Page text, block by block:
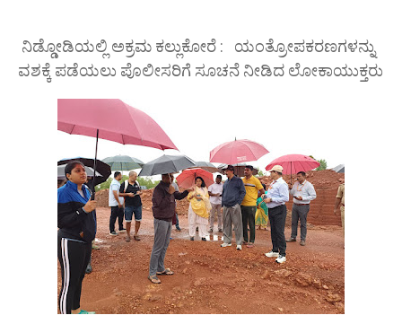
ನಿಡ್ಡೋಡಿಯಲ್ಲಿ ಅಕ್ರಮ ಕಲ್ಲುಕೋರೆ : ಯಂತ್ರೋಪಕರಣಗಳನ್ನು
ವಶಕ್ಕೆ ಪಡೆಯಲು ಪೊಲೀಸರಿಗೆ ಸೂಚನೆ ನೀಡಿದ ಲೋಕಾಯುಕ್ತರು